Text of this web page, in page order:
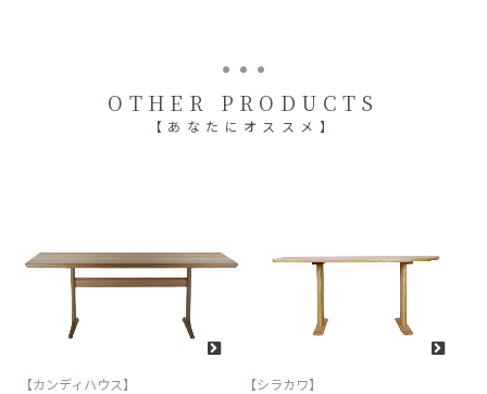
OTHER PRODUCTS
【あなたにオススメ】
【カンディハウス】 【シラカワ】